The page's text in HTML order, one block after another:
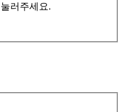
러주세요.